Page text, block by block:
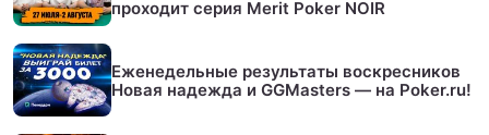
проходит серия Merit Poker NOIR
Еженедельные результаты воскресников
Новая надежда и GGMasters — на Poker.ru!